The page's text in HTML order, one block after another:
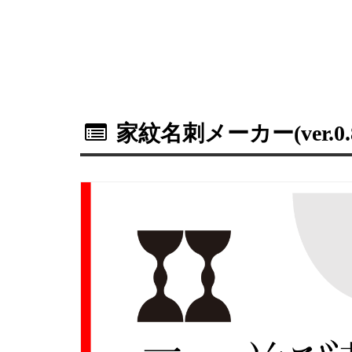
家紋名刺メーカー